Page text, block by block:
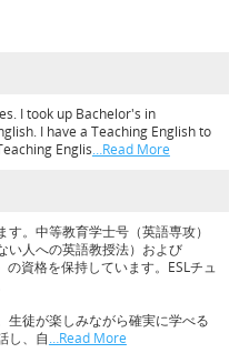
I took up Bachelor's in
I have a Teaching English to
Englis…Read More
。中等教育学士号（英語専攻）
い人への英語教授法）および
資格を保持しています。ESLチュ
生徒が楽しみながら確実に学べる
し、自…Read More